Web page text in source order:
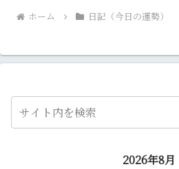
ホーム 日記（今日の運勢）
2026年8月